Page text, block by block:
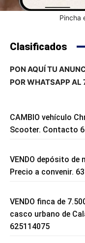
Pincha
Clasificados
PON AQUÍ TU
POR WHATSAPP
CAMBIO vehículo
Scooter. Contacto
VENDO depósito
Precio a convenir.
VENDO finca de
casco urbano de
625114075